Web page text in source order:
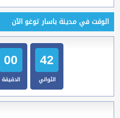
الوقت في مدينة باسار توغو الآن
00
الدقيقة
43
الثواني